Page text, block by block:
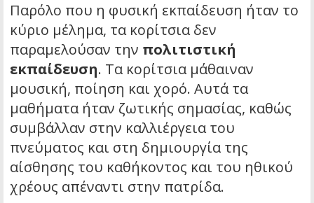
Παρόλο που η φυσική εκπαίδευση ήταν το
κύριο μέλημα, τα κορίτσια δεν
παραμελούσαν την πολιτιστική
εκπαίδευση. Τα κορίτσια μάθαιναν
μουσική, ποίηση και χορό. Αυτά τα
μαθήματα ήταν ζωτικής σημασίας, καθώς
συμβάλλαν στην καλλιέργεια του
πνεύματος και στη δημιουργία της
αίσθησης του καθήκοντος και του ηθικού
χρέους απέναντι στην πατρίδα.